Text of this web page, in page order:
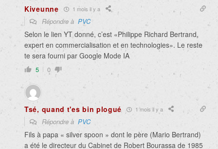
Kiveunne 1 mois il y a
Répondre à PVC
Selon le lien YT donné, c’est «Philippe Richard Bertrand,
expert en commercialisation et en technologies». Le reste
te sera fourni par Google Mode IA
5 0
Tsé, quand t'es bin plogué 1 mois il y a
Répondre à PVC
Fils à papa « silver spoon » dont le père (Mario Bertrand)
a été le directeur du Cabinet de Robert Bourassa de 1985